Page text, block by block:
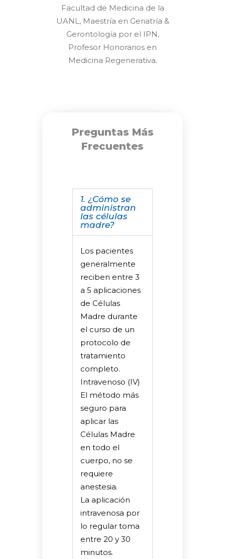
Facultad de Medicina de la
UANL, Maestría en Geriatría &
Gerontología por el IPN,
Profesor Honorarios en
Medicina Regenerativa.
Preguntas Más
Frecuentes
1. ¿Cómo se
administran
las células
madre?
Los pacientes
generalmente
reciben entre 3
a 5 aplicaciones
de Células
Madre durante
el curso de un
protocolo de
tratamiento
completo.
Intravenoso (IV)
El método más
seguro para
aplicar las
Células Madre
en todo el
cuerpo, no se
requiere
anestesia.
La aplicación
intravenosa por
lo regular toma
entre 20 y 30
minutos.